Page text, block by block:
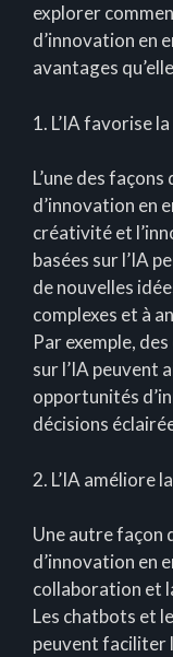
explorer
d’innovation en
avantages
1. L’IA favorise
L’une des
d’innovation en
créativité et
basées sur l’IA
de nouvelles
complexes et à
Par exemple,
sur l’IA peuvent
opportunités
décisions
2. L’IA améliore
Une autre façon
d’innovation en
collaboration et
Les chatbots et
peuvent faciliter